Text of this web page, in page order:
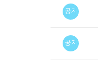
공지
공지